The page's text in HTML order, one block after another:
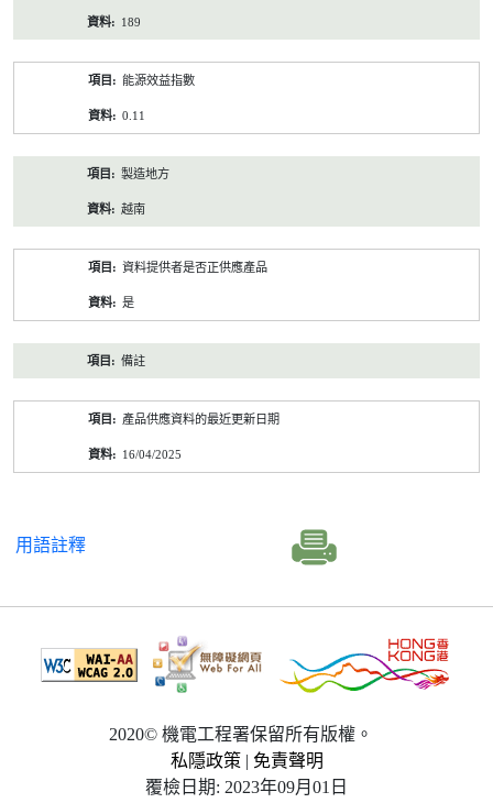
189
能源效益指數
0.11
製造地方
越南
資料提供者是否正供應產品
是
備註
產品供應資料的最近更新日期
16/04/2025
用語註釋
2020© 機電工程署保留所有版權。
私隱政策 | 免責聲明
覆檢日期: 2023年09月01日